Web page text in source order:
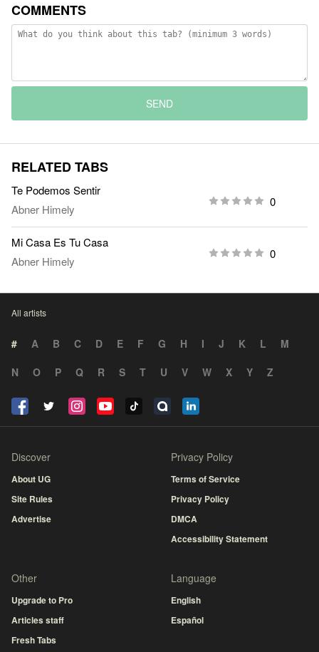
COMMENTS
SEND
RELATED TABS
Te Podemos Sentir
Abner Himely
0
Mi Casa Es Tu Casa
Abner Himely
0
All artists
# A B C D E F G H I J K L
M
N
O P Q R S T U V W X Y Z
Discover
About UG
Site Rules
Advertise
Privacy Policy
Terms of Service
Privacy Policy
DMCA
Accessibility Statement
Other
Upgrade to Pro
Articles staff
Fresh Tabs
Language
English
Español